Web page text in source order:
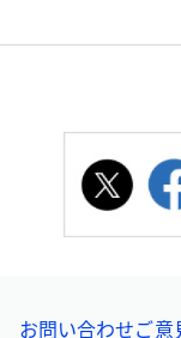
お問い合わせご意